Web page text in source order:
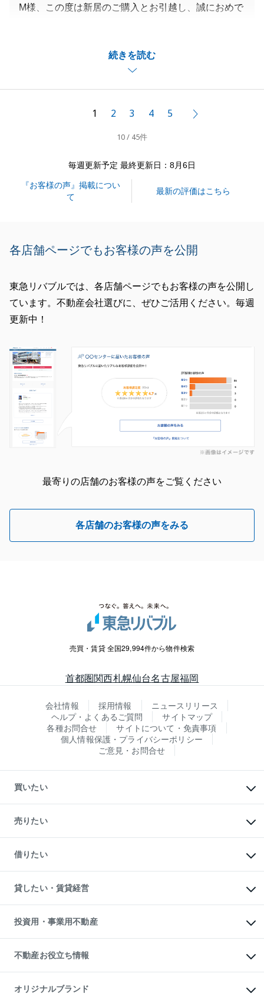
続きを読む
M様、この度は新居のご購入とお引越し、誠におめで
ましたらお気軽にご連絡頂けますと幸いです。
何卒よろしくお願い申し上げます。
1 2 3 4 5
10 / 45件
毎週更新予定 最終更新日：8月6日
『お客様の声』掲載につい
て
最新の評価はこちら
各店舗ページでもお客様の声を公開
東急リバブルでは、各店舗ページでもお客様の声を公開し
ています。不動産会社選びに、ぜひご活用ください。毎週
更新中！
最寄りの店舗のお客様の声をご覧ください
各店舗のお客様の声をみる
売買・賃貸 全国29,994件から物件検索
首都圏関西札幌仙台名古屋福岡
会社情報 採用情報
ニュースリリース
ヘルプ・よくあるご質問
サイトマップ
各種お問合せ
サイトについて・免責事項
個人情報保護・プライバシーポリシー
ご意見・お問合せ
買いたい
新築・分譲マンションの購入
中古マンションの購入
一戸建ての購入
中古一戸建ての購入
不動産購入の流れ
注目キーワード物件特集
購入ガイド
English 繁体中文簡体中文
売りたい
一戸建ての売却・査定
土地の売却・査定
スピードAI査定
不動産査定について
不動産売却の流れ
不動産買換えの流れ
売却ガイド
借りたい
オフィス・店舗の賃貸
借りるときの流れ
借りるガイド
貸したい・賃貸経営
マンション賃料データ
賃貸管理プラン
リロケーションについて
貸すガイド
投資用・事業用不動産
事業用不動産
マンション投資
投資用マンション
アパート経営
不動産お役立ち情報
マンションライブラリー
人気マンションランキング
オリジナルブランド